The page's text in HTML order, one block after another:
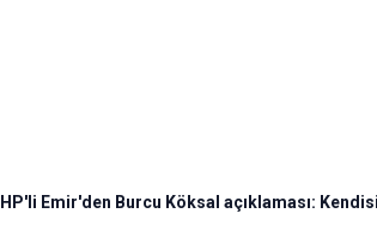
Emir'den Burcu Köksal açıklaması: